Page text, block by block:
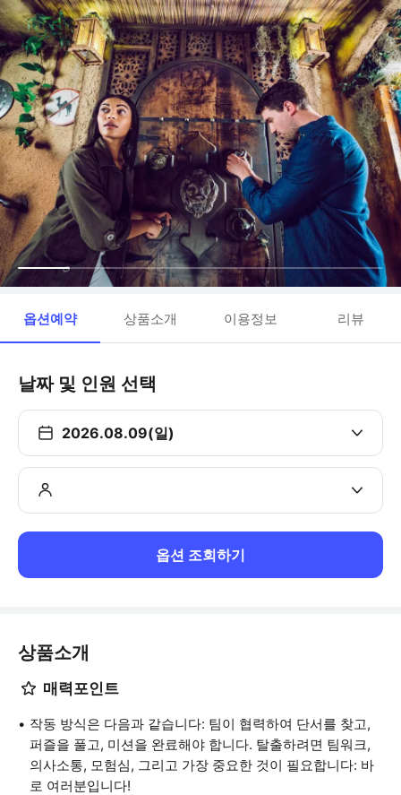
옵션예약 상품소개 이용정보 리뷰
날짜 및 인원 선택
2026.08.09(일)
옵션 조회하기
상품소개
매력포인트
작동 방식은 다음과 같습니다: 팀이 협력하여 단서를 찾고,
퍼즐을 풀고, 미션을 완료해야 합니다. 탈출하려면 팀워크,
의사소통, 모험심, 그리고 가장 중요한 것이 필요합니다: 바
로 여러분입니다!